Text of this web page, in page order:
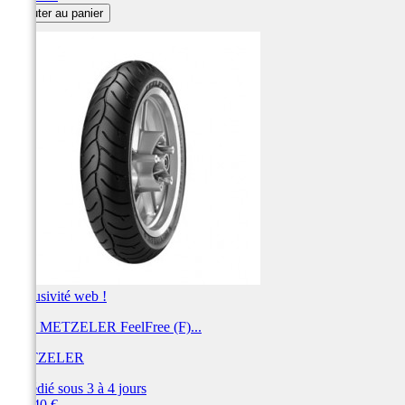
Ajouter au panier
Exclusivité web !
Pneu METZELER FeelFree (F)...
METZELER
Expédié sous 3 à 4 jours